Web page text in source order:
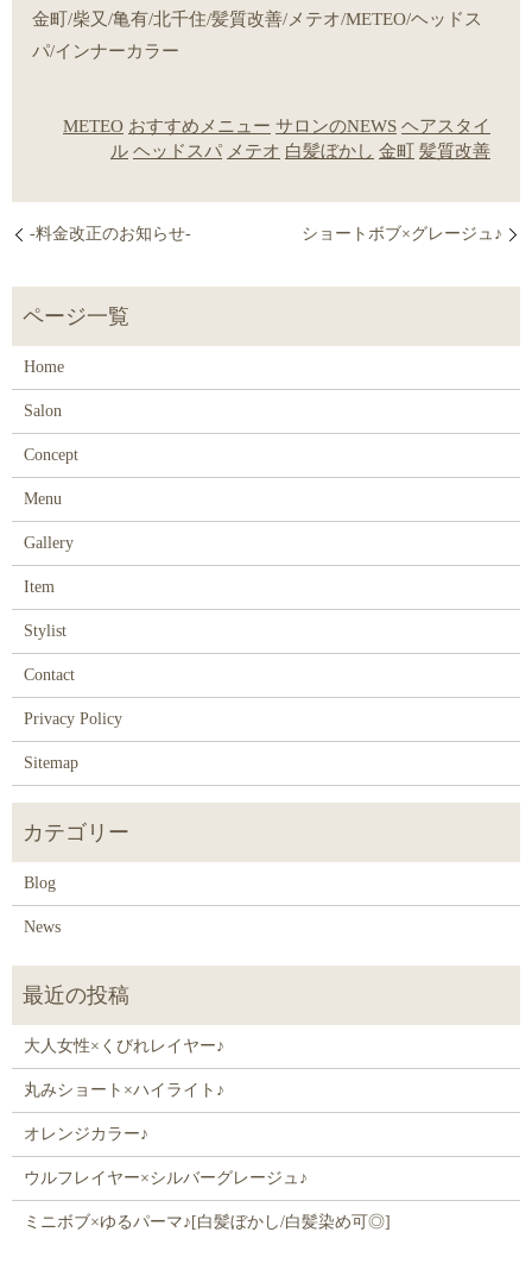
金町/柴又/亀有/北千住/髪質改善/メテオ/METEO/ヘッドス
パ/インナーカラー
METEO おすすめメニュー サロンのNEWS ヘアスタイ
ル ヘッドスパ メテオ 白髪ぼかし 金町 髪質改善
‐料金改正のお知らせ‐ ショートボブ×グレージュ♪
Home
Salon
Concept
Menu
Gallery
Item
Stylist
Contact
Privacy Policy
Sitemap
Blog
News
大人女性×くびれレイヤー♪
丸みショート×ハイライト♪
オレンジカラー♪
ウルフレイヤー×シルバーグレージュ♪
ミニボブ×ゆるパーマ♪[白髪ぼかし/白髪染め可◎]